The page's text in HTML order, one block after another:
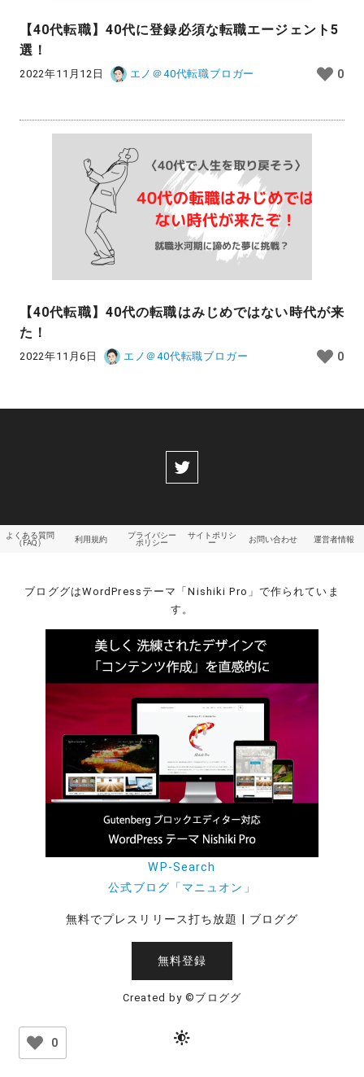
0
【40代転職】40代に登録必須な転職エージェント5
選！
2022年11月12日 エノ＠40代転職ブロガー 0
【40代転職】40代の転職はみじめではない時代が来
た！
2022年11月6日 エノ＠40代転職ブロガー 0
よくある質問
（FAQ）
利用規約
プライバシー
ポリシー
サイトポリシ
ー
お問い合わせ 運営者情報
ブロググはWordPressテーマ「Nishiki Pro」で作られていま
す。
WP-Search
公式ブログ「マニュオン」
無料でプレスリリース打ち放題 | ブロググ
無料登録
Created by ©ブロググ